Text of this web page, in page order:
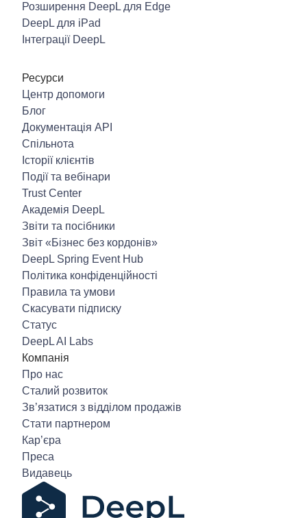
Розширення DeepL для Edge
DeepL для iPad
Інтеграції DeepL
Ресурси
Центр допомоги
Блог
Документація API
Спільнота
Історії клієнтів
Події та вебінари
Trust Center
Академія DeepL
Звіти та посібники
Звіт «Бізнес без кордонів»
DeepL Spring Event Hub
Політика конфіденційності
Правила та умови
Скасувати підписку
Статус
DeepL AI Labs
Компанія
Про нас
Сталий розвиток
Зв’язатися з відділом продажів
Стати партнером
Кар’єра
Преса
Видавець